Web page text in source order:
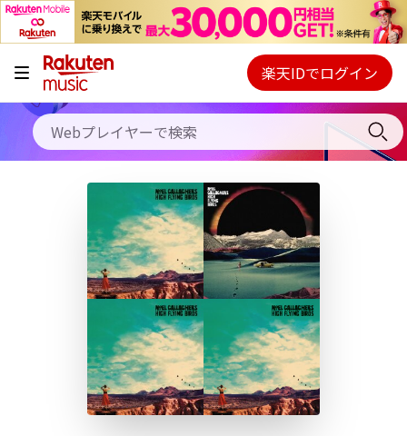
キャンペーン
料金プラン
使い方
初回30日間無料お試し
Webプレイヤー
ご契約内容の確認・変更
楽天IDでログイン